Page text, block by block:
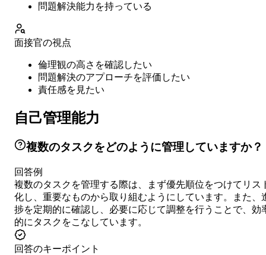
問題解決能力を持っている
面接官の視点
倫理観の高さを確認したい
問題解決のアプローチを評価したい
責任感を見たい
自己管理能力
複数のタスクをどのように管理していますか？
回答例
複数のタスクを管理する際は、まず優先順位をつけてリス
化し、重要なものから取り組むようにしています。また、
捗を定期的に確認し、必要に応じて調整を行うことで、効
的にタスクをこなしています。
回答のキーポイント